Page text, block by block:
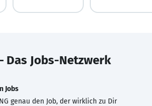
Das Jobs-Netzwerk
Jobs
genau den Job, der wirklich zu Dir